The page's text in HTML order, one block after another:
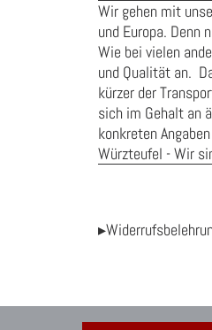
Wir gehen mit
und Europa. Denn
Wie bei vielen
und Qualität an.
kürzer der
sich im Gehalt an
konkreten
Würzteufel - Wir